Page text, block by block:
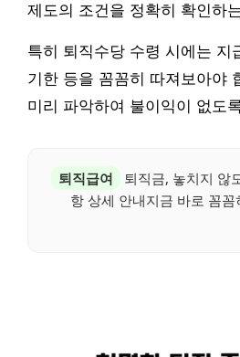
제도의 조건을 정확히 확인하
특히 퇴직수당 수령 시에는 지
기한 등을 꼼꼼히 따져보아야
미리 파악하여 불이익이 없도
퇴직급여
퇴직금, 놓치지 않
항 상세 안내지금 바로 꼼